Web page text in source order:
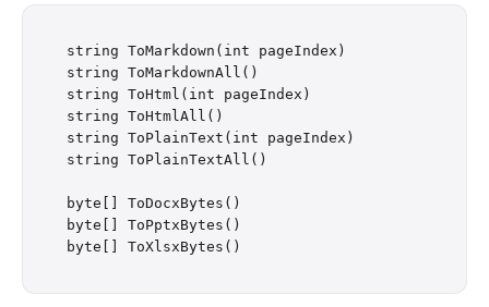
string ToMarkdown(int pageIndex)
string ToMarkdownAll()
string ToHtml(int pageIndex)
string ToHtmlAll()
string ToPlainText(int pageIndex)
string ToPlainTextAll()
byte[] ToDocxBytes()
byte[] ToPptxBytes()